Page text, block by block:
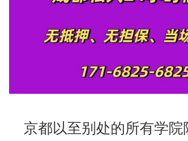
京都以至别处的所有学院